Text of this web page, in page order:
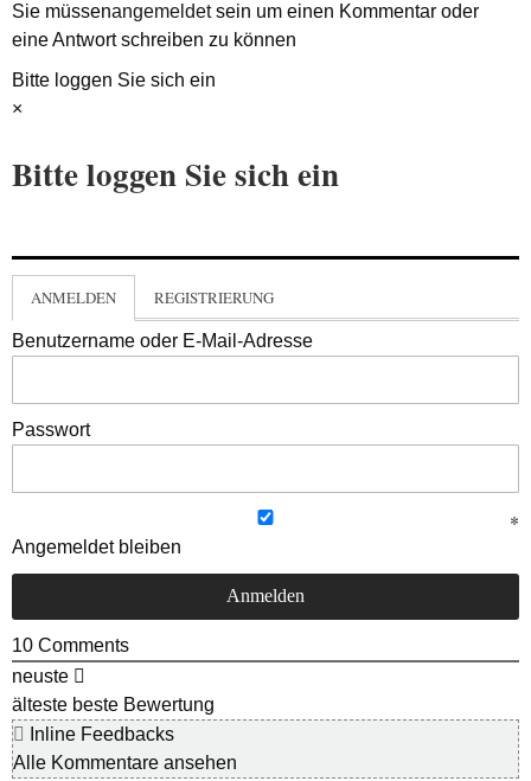
Sie müssenangemeldetsein um einen Kommentar oder
eine Antwort schreiben zu können
Bitte loggen Sie sich ein
×
Bitte loggen Sie sich ein
ANMELDEN REGISTRIERUNG
Benutzername oder E-Mail-Adresse
Passwort
Angemeldet bleiben
10 Comments
neuste
älteste beste Bewertung
Inline Feedbacks
Alle Kommentare ansehen